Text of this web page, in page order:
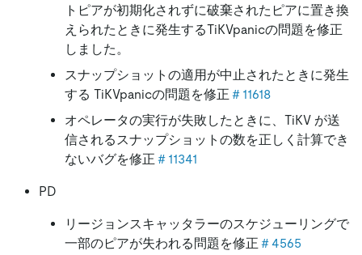
トピアが初期化されずに破棄されたピアに置き換
えられたときに発生するTiKVpanicの問題を修正
しました。
スナップショットの適用が中止されたときに発生
する TiKVpanicの問題を修正 ＃11618
オペレータの実行が失敗したときに、TiKV が送
信されるスナップショットの数を正しく計算でき
ないバグを修正 ＃11341
PD
リージョンスキャッタラーのスケジューリングで
一部のピアが失われる問題を修正 ＃4565